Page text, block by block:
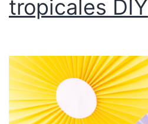
tropicales DIY